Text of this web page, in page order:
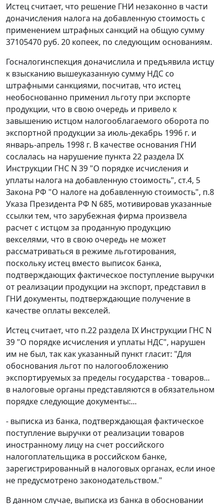
Истец считает, что решение ГНИ незаконно в части
доначисления налога на добавленную стоимость с
применением штрафных санкций на общую сумму
37105470 рyб. 20 копеек, по следующим основаниям.
Госналогинспекция доначислила и предъявила истцу
к взысканию вышеуказанную сумму НДС со
штрафными санкциями, посчитав, что истец
необоснованно применил льготу при экспорте
продукции, что в свою очередь и привело к
завышению истцом налогооблагаемого оборота по
экспортной продукции за июль-декабрь 1996 г. и
январь-апрель 1998 г. В качестве основания ГНИ
сослалась на нарушение пункта 22 раздела IX
Инструкции ГНС N 39 "О порядке исчисления и
уплаты налога на добавленную стоимость", ст.4, 5
Закона РФ "О налоге на добавленную стоимость", п.8
Указа Президента РФ N 685, мотивировав указанные
ссылки тем, что зарубежная фирма произвела
расчет с истцом за проданную продукцию
векселями, что в свою очередь не может
рассматриваться в режиме льготирования,
поскольку истец вместо выписок банка,
подтверждающих фактическое поступление выручки
от реализации продукции на экспорт, представил в
ГНИ документы, подтверждающие получение в
качестве оплаты векселей.
Истец считает, что п.22 раздела IX Инструкции ГНС N
39 "О порядке исчисления и уплаты НДС", нарушен
им не был, так как указанный пункт гласит: "Для
обоснования льгот по налогообложению
экспортируемых за пределы государства - товаров...
в налоговые органы представляются в обязательном
порядке следующие документы:...
- выписка из банка, подтверждающая фактическое
поступление выручки от реализации товаров
иностранному лицу на счет российского
налогоплательщика в российском банке,
зарегистрированный в налоговых органах, если иное
не предусмотрено законодательством."
В данном случае, выписка из банка в обосновании